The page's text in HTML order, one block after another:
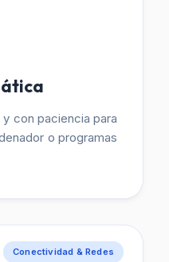
con paciencia para
o programas
Conectividad & Redes